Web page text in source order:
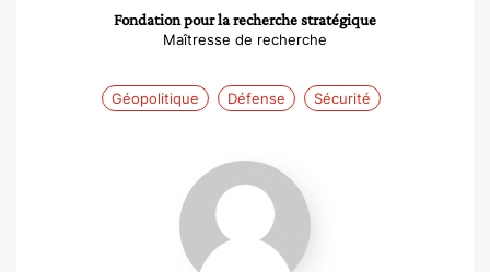
Fondation pour la recherche stratégique
Maîtresse de recherche
Géopolitique Défense Sécurité
Delphine
Allès